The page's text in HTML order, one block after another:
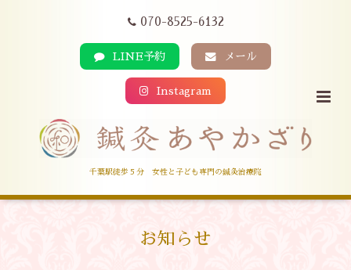
070-8525-6132
LINE予約 メール
Instagram
千葉駅徒歩５分 女性と子ども専門の鍼灸治療院
お知らせ